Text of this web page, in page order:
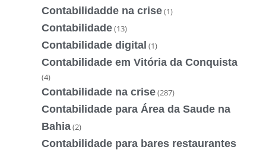
Contabilidadde na crise(1)
Contabilidade(13)
Contabilidade digital (1)
Contabilidade em Vitória da Conquista
(4)
Contabilidade na crise(287)
Contabilidade para Área da Saude na
Bahia(2)
Contabilidade para bares restaurantes